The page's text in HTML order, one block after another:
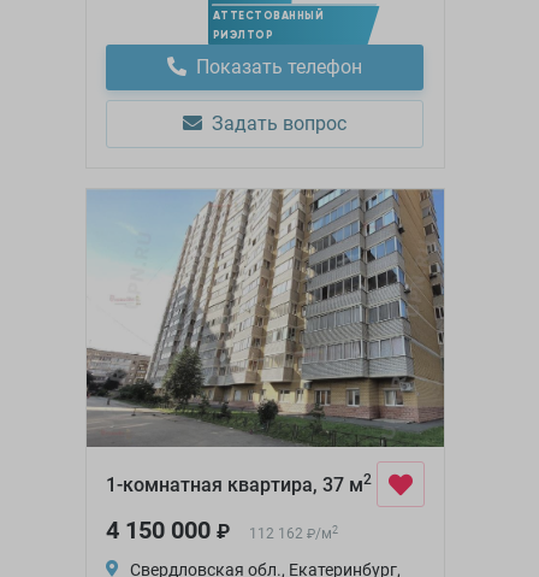
Член УПН
АТТЕСТОВАННЫЙ
РИЭЛТОР
Показать телефон
Задать вопрос
1-комнатная квартира, 37 м2
4 150 000 ₽ 112 162 ₽/м2
Свердловская обл., Екатеринбург,